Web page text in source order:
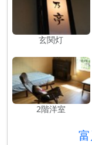
玄関灯
2階洋室